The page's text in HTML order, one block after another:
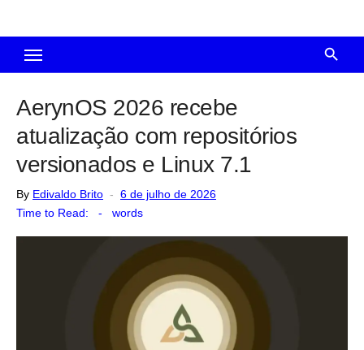
AerynOS 2026 recebe
atualização com repositórios
versionados e Linux 7.1
By Edivaldo Brito
Posted
6 de julho de 2026
Time to Read:
- words